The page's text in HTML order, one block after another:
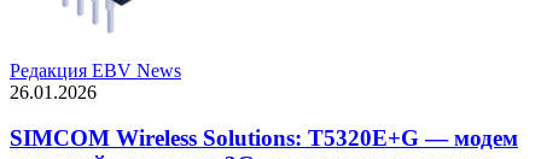
Редакция EBV News
26.01.2026
SIMCOM Wireless Solutions: T5320E+G — модем